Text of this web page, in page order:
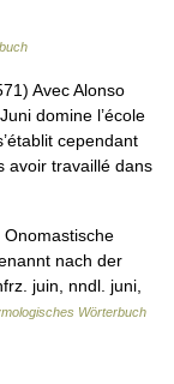
Avec Alonso
domine l’école
cependant
avoir travaillé dans
nach der
juin, nndl. juni,
Wörterbuch